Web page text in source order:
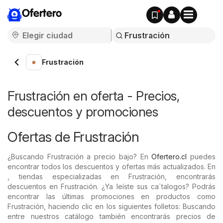
Ofertero
Frustración
Frustración en oferta - Precios,
descuentos y promociones
Ofertas de Frustración
¿Buscando Frustración a precio bajo? EnOfertero.cl puedes
encontrar todos los descuentos y ofertas más actualizados. En
, tiendas especializadas en Frustración, encontrarás
descuentos en Frustración. ¿Ya leíste sus ca´talogos? Podrás
encontrar las últimas promociones en productos como
Frustración, haciendo clic en los siguientes folletos: Buscando
entre nuestros catálogo también encontrarás precios de